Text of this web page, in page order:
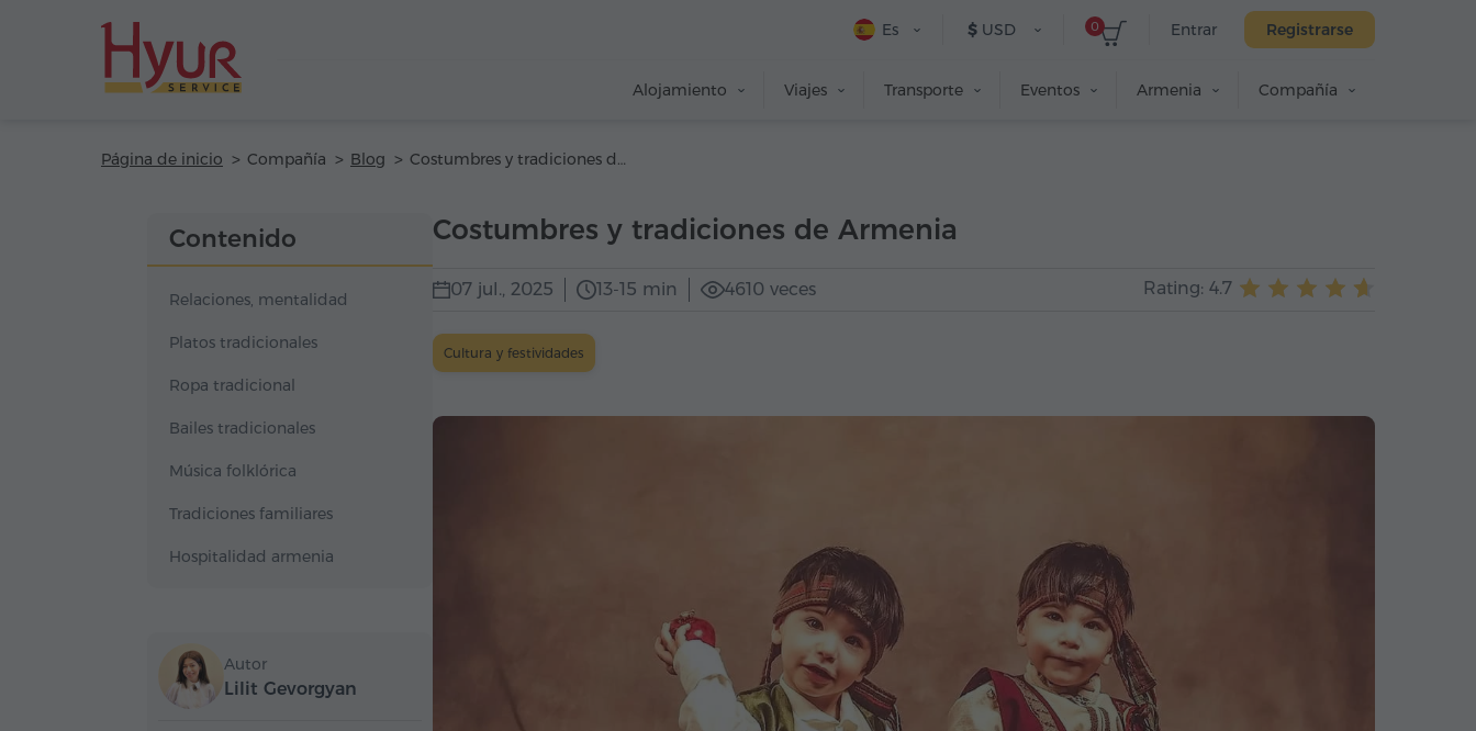
Entrar Registrarse
0
$ USD
Es
Alojamiento Viajes Transporte Eventos Armenia Compañía
Página de inicio Compañía Blog Costumbres y tradiciones de Armenia
Costumbres y tradiciones de Armenia
07 jul., 2025 13-15 min 4610 veces Rating: 4.7
Cultura y festividades
Contenido
Relaciones, mentalidad
Platos tradicionales
Ropa tradicional
Bailes tradicionales
Música folklórica
Tradiciones familiares
Hospitalidad armenia
Autor
Lilit Gevorgyan